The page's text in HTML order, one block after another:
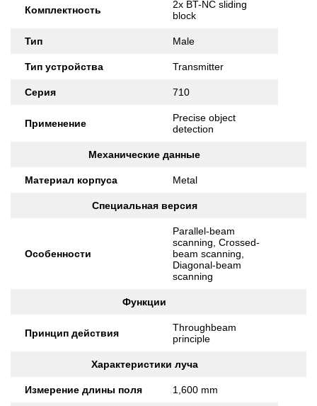
Комплектность
2x BT-NC sliding
block
Тип Male
Тип устройства Transmitter
Серия 710
Применение
Precise object
detection
Механические данные
Материал корпуса Metal
Специальная версия
Особенности
Parallel-beam
scanning, Crossed-
beam scanning,
Diagonal-beam
scanning
Функции
Принцип действия
Throughbeam
principle
Характеристики луча
Измерение длины поля 1,600 mm